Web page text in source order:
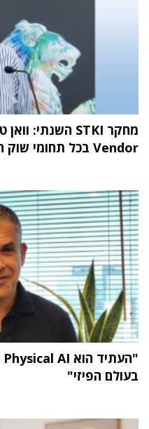
Vendor בכל תחומי שוק ה-IT
בעולם הפיזי"